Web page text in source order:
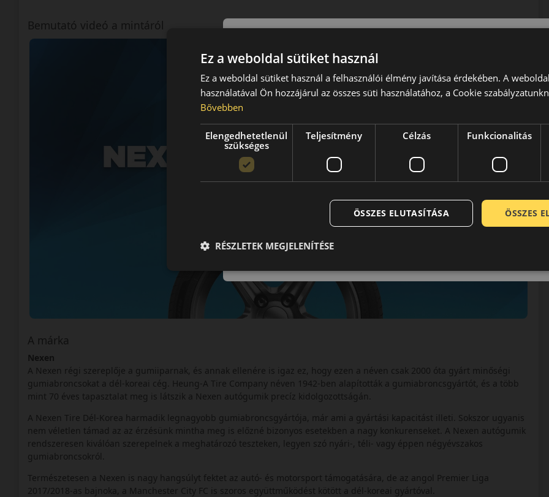
Bemutató videó a mintáról
A márka
Nexen
A Nexen régi szereplője a gumiiparnak, és annak ellenére is igaz ez, hogy ezen a néven csak 2000 óta gyárt minőségi
gumiabroncsokat a dél-koreai cég. Heung-A Tire Company néven 1942-ben alapították a gumiabroncsgyártót, és a több
mint 70 éves tapasztalat meg is látszik a Nexen autógumik precíz kidolgozottságán.
A Nexen Tire Dél-Korea harmadik legnagyobb gumiabroncsgyártója, már ami a gyártási kapacitást illeti. Sokszor ugyanis
nem véletlen támad az az érzésünk mintha meg is előzné bizonyos esetekben a nagy konkurenseket. A Nexen autógumik
rendszeresen kiválóan szerepelnek a meghatározó teszteken, legyen szó nyári-, téli- vagy éppen négyévszakos
gumiabroncsokról.
Természetesen a Nexen is nagy hangsúlyt fektet az autó- és motorsport támogatására, de az angol Premier Liga
2017/2018-as bajnoka, a Manchester City FC is szoros együttműködést kötött a dél-koreai gyártóval.
Ez a weboldal sütiket használ
Ez a weboldal sütiket használ a felhasználói élmény javítása érdekében. A
használatával Ön hozzájárul az összes süti használatához, a Cookie
Bővebben
Elengedhetetlenül
szükséges
Teljesítmény Célzás Funkcionalitás
ÖSSZES
ÖSSZES ELUTASÍTÁSA
RÉSZLETEK MEGJELENÍTÉSE